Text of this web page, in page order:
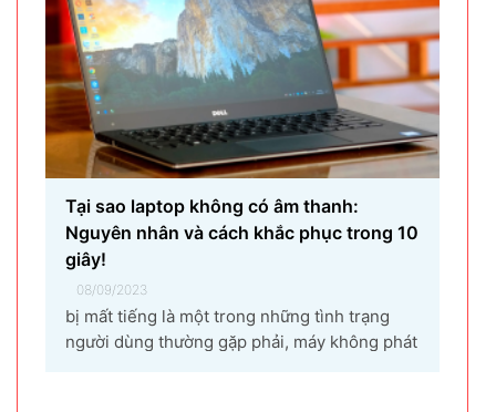
Tại sao laptop không có âm thanh:
Nguyên nhân và cách khắc phục trong 10
giây!
08/09/2023
bị mất tiếng là một trong những tình trạng
người dùng thường gặp phải, máy không phát